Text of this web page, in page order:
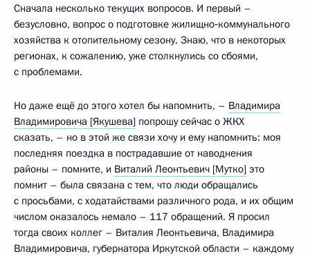
Сначала несколько текущих вопросов. И первый –
безусловно, вопрос о подготовке жилищно‑коммунального
хозяйства к отопительному сезону. Знаю, что в некоторых
регионах, к сожалению, уже столкнулись со сбоями,
с проблемами.
Но даже ещё до этого хотел бы напомнить, – Владимира
Владимировича [Якушева] попрошу сейчас о ЖКХ
сказать, – но в этой же связи хочу и ему напомнить: моя
последняя поездка в пострадавшие от наводнения
районы – помните, и Виталий Леонтьевич [Мутко] это
помнит – была связана с тем, что люди обращались
с просьбами, с ходатайствами различного рода, и их общим
числом оказалось немало – 117 обращений. Я просил
тогда своих коллег – Виталия Леонтьевича, Владимира
Владимировича, губернатора Иркутской области – каждому